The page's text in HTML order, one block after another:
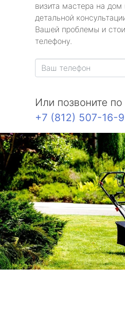
визита мастера на дом
детальной
Вашей проблемы и
телефону.
Или позвоните
+7 (812) 507-16-